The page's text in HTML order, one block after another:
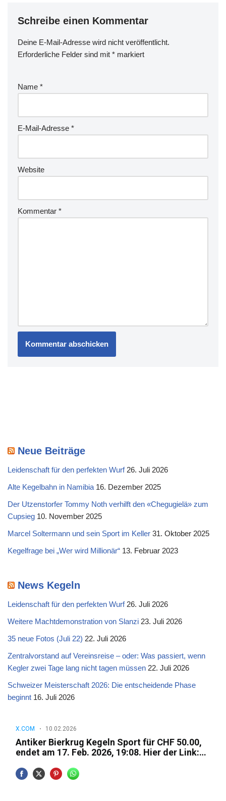
Schreibe einen Kommentar
Deine E-Mail-Adresse wird nicht veröffentlicht.
Erforderliche Felder sind mit * markiert
Name *
E-Mail-Adresse *
Website
Kommentar *
Neue Beiträge
Leidenschaft für den perfekten Wurf 26. Juli 2026
Alte Kegelbahn in Namibia 16. Dezember 2025
Der Utzenstorfer Tommy Noth verhilft den «Chegugielä» zum
Cupsieg 10. November 2025
Marcel Soltermann und sein Sport im Keller 31. Oktober 2025
Kegelfrage bei „Wer wird Millionär“ 13. Februar 2023
News Kegeln
Leidenschaft für den perfekten Wurf 26. Juli 2026
Weitere Machtdemonstration von Slanzi 23. Juli 2026
35 neue Fotos (Juli 22) 22. Juli 2026
Zentralvorstand auf Vereinsreise – oder: Was passiert, wenn
Kegler zwei Tage lang nicht tagen müssen 22. Juli 2026
Schweizer Meisterschaft 2026: Die entscheidende Phase
beginnt 16. Juli 2026